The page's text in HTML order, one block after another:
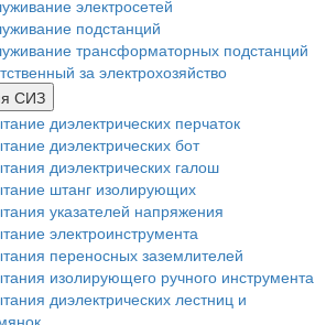
электросетей
подстанций
трансформаторных подстанций
за электрохозяйство
СИЗ
диэлектрических перчаток
диэлектрических бот
диэлектрических галош
штанг изолирующих
указателей напряжения
электроинструмента
переносных заземлителей
изолирующего ручного инструмента
диэлектрических лестниц и